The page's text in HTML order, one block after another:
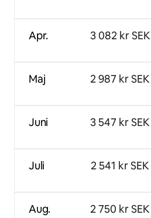
Apr.
Maj
Juni
Juli
Aug.
3 082 kr SEK
2 987 kr SEK
3 547 kr SEK
2 541 kr SEK
2 750 kr SEK